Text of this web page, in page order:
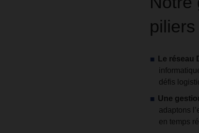
piliers
Le réseau
défis
Une
adaptons
en temps